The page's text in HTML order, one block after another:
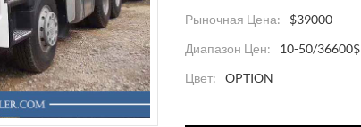
Рыночная Цена:
$39000
Диапазон Цен:
10-50/36600$
Цвет:
OPTION